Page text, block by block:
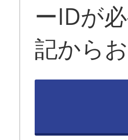
ーIDが
記から